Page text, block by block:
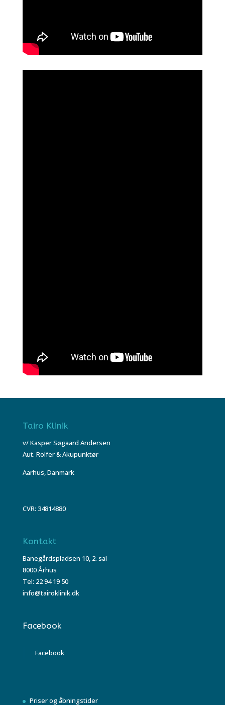
Tairo Klinik
v/ Kasper Søgaard Andersen
Aut. Rolfer & Akupunktør
Aarhus, Danmark
CVR: 34814880
Kontakt
Banegårdspladsen 10, 2. sal
8000 Århus
Tel: 22 94 19 50
info@tairoklinik.dk
Facebook
Facebook
Priser og åbningstider